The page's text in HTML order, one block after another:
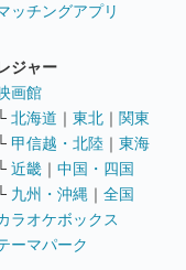
ッチングアプリ
ジャー
画館
└ 北海道 ｜ 東北 ｜ 関東
└ 甲信越・北陸 ｜ 東海
└ 近畿 ｜ 中国・四国
└ 九州・沖縄 ｜ 全国
ラオケボックス
ーマパーク